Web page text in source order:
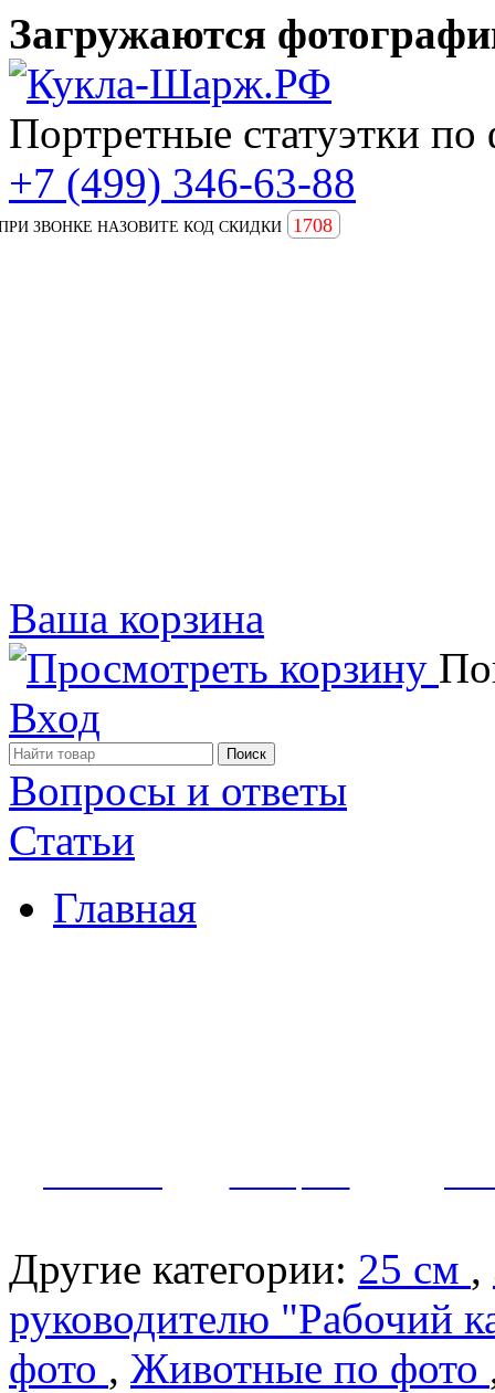
Загружаются
Портретные статуэтки по
+7 (499) 346-63-88
ЗВОНКЕ НАЗОВИТЕ КОД СКИДКИ 1708
Ваша корзина
Вход
Вопросы и ответы
Статьи
Главная
Другие категории: 25 см ,
руководителю "Рабочий
фото , Животные по фото